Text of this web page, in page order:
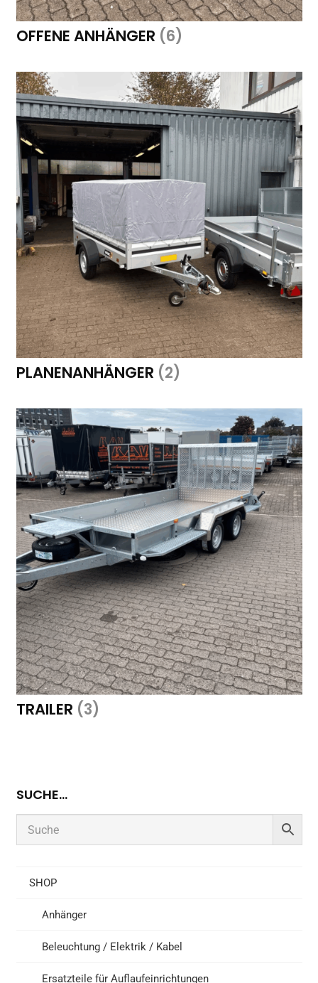
OFFENE ANHÄNGER (6)
PLANENANHÄNGER (2)
TRAILER (3)
SUCHE…
SHOP
Anhänger
Beleuchtung / Elektrik / Kabel
Ersatzteile für Auflaufeinrichtungen